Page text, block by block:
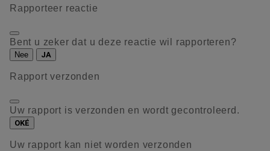
Rapporteer reactie
Bent u zeker dat u deze reactie wil rapporteren?
Nee JA
Rapport verzonden
Uw rapport is verzonden en wordt gecontroleerd.
OKÉ
Uw rapport kan niet worden verzonden